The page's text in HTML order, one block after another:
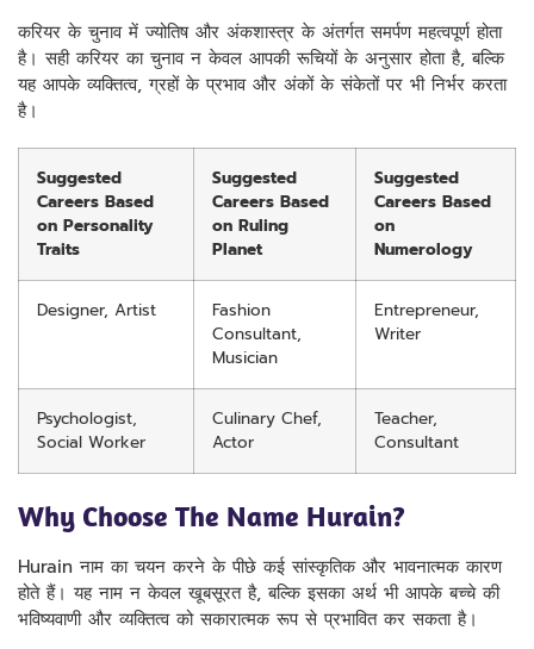
करियर के चुनाव में ज्योतिष और अंकशास्त्र के अंतर्गत समर्पण महत्वपूर्ण होता
है। सही करियर का चुनाव न केवल आपकी रूचियों के अनुसार होता है, बल्कि
यह आपके व्यक्तित्व, ग्रहों के प्रभाव और अंकों के संकेतों पर भी निर्भर करता
है।
Suggested
Careers Based
on Personality
Traits
Suggested
Careers Based
on Ruling
Planet
Suggested
Careers Based
on
Numerology
Designer, Artist
Fashion
Consultant,
Musician
Entrepreneur,
Writer
Psychologist,
Social Worker
Culinary Chef,
Actor
Teacher,
Consultant
Why Choose The Name Hurain?
Hurain नाम का चयन करने के पीछे कई सांस्कृतिक और भावनात्मक कारण
होते हैं। यह नाम न केवल खूबसूरत है, बल्कि इसका अर्थ भी आपके बच्चे की
भविष्यवाणी और व्यक्तित्व को सकारात्मक रूप से प्रभावित कर सकता है।